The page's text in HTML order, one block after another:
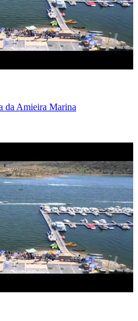
da Amieira Marina